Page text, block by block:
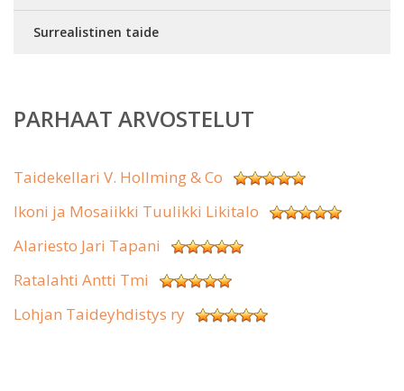
Surrealistinen taide
PARHAAT ARVOSTELUT
Taidekellari V. Hollming & Co
Ikoni ja Mosaiikki Tuulikki Likitalo
Alariesto Jari Tapani
Ratalahti Antti Tmi
Lohjan Taideyhdistys ry